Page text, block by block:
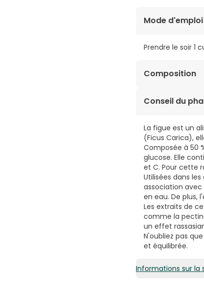
Mode d'emploi
Prendre le soir 1
Composition
Figues (Ficus
(Tamarindus
naturel.
Conseil du
La figue est un
(Ficus Carica),
Composée à 50
glucose. Elle
et C. Pour cette
Utilisées dans
association
en eau. De plus,
Les extraits de
comme la
un effet
N'oubliez pas
et équilibrée.
Informations sur la